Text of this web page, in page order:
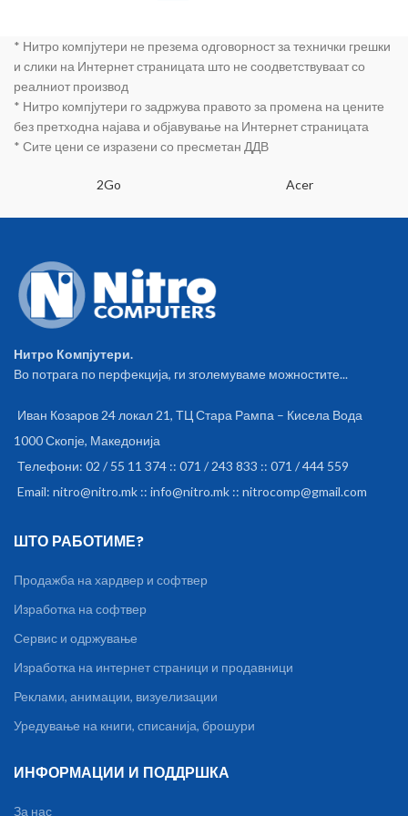
* Нитро компјутери не презема одговорност за технички грешки
и слики на Интернет страницата што не соодветствуваат со
реалниот производ
* Нитро компјутери го задржува правото за промена на цените
без претходна најава и објавување на Интернет страницата
* Сите цени се изразени со пресметан ДДВ
2Go Acer
Нитро Компјутери.
Во потрага по перфекција, ги зголемуваме можностите...
Иван Козаров 24 локал 21, ТЦ Стара Рампа – Кисела Вода
1000 Скопје, Македонија
Телефони: 02 / 55 11 374 :: 071 / 243 833 :: 071 / 444 559
Email: nitro@nitro.mk :: info@nitro.mk :: nitrocomp@gmail.com
ШТО РАБОТИМЕ?
Продажба на хардвер и софтвер
Изработка на софтвер
Сервис и одржување
Изработка на интернет страници и продавници
Реклами, анимации, визуелизации
Уредување на книги, списанија, брошури
ИНФОРМАЦИИ И ПОДДРШКА
За нас